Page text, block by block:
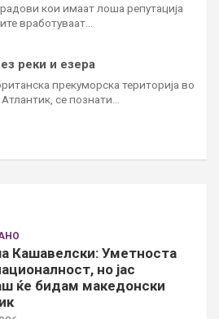
кои имаат лоша репутација
вработуваат…
реки и езера
прекуморска територија во
се познати…
Кашавелски: Уметноста
но јас
ќе бидам македонски